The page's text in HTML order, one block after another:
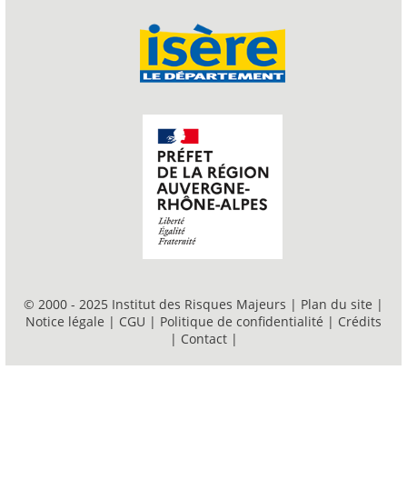
© 2000 - 2025 Institut des Risques Majeurs | Plan du site |
Notice légale | CGU | Politique de confidentialité | Crédits
| Contact |